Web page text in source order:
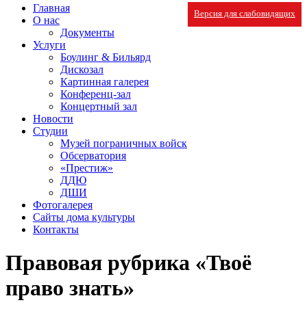
Версия для слабовидящих
Главная
О нас
Документы
Услуги
Боулинг & Бильярд
Дискозал
Картинная галерея
Конференц-зал
Концертный зал
Новости
Студии
Музей пограничных войск
Обсерватория
«Престиж»
ДДЮ
ДШИ
Фотогалерея
Сайты дома культуры
Контакты
Правовая рубрика «Твоё
право знать»